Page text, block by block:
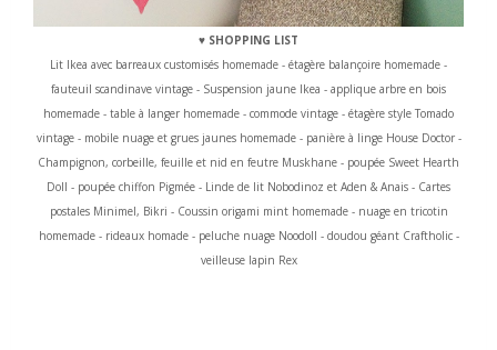
♥ SHOPPING LIST
Lit Ikea avec barreaux customisés homemade - étagère balançoire homemade -
fauteuil scandinave vintage - Suspension jaune Ikea - applique arbre en bois
homemade - table à langer homemade - commode vintage - étagère style Tomado
vintage - mobile nuage et grues jaunes homemade - panière à linge House Doctor -
Champignon, corbeille, feuille et nid en feutre Muskhane - poupée Sweet Hearth
Doll - poupée chiffon Pigmée - Linde de lit Nobodinoz et Aden & Anais - Cartes
postales Minimel, Bikri - Coussin origami mint homemade - nuage en tricotin
homemade - rideaux homade - peluche nuage Noodoll - doudou géant Craftholic -
veilleuse lapin Rex